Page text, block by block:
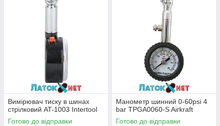
Вимірювач тиску в шинах
стрілковий AT-1003 Intertool
Готово до відправки
Манометр шинний 0-60psi 4
bar TPGA0060-S Airkraft
Готово до відправки